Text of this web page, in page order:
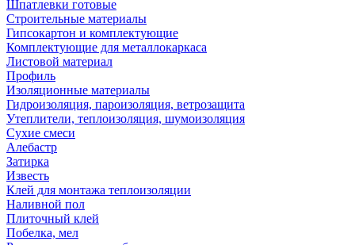
Шпатлевки готовые
Строительные материалы
Гипсокартон и комплектующие
Комплектующие для металлокаркаса
Листовой материал
Профиль
Изоляционные материалы
Гидроизоляция, пароизоляция, ветрозащита
Утеплители, теплоизоляция, шумоизоляция
Сухие смеси
Алебастр
Затирка
Известь
Клей для монтажа теплоизоляции
Наливной пол
Плиточный клей
Побелка, мел